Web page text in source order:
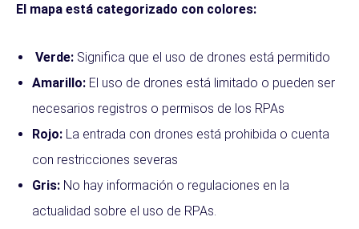
El mapa está categorizado con colores:
Verde: Significa que el uso de drones está permitido
Amarillo: El uso de drones está limitado o pueden ser
necesarios registros o permisos de los RPAs
Rojo: La entrada con drones está prohibida o cuenta
con restricciones severas
Gris: No hay información o regulaciones en la
actualidad sobre el uso de RPAs.